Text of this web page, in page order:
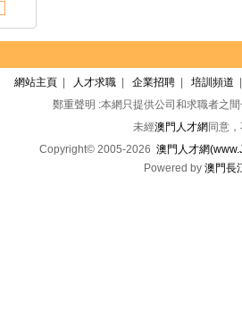
網站主頁 人才求職 企業招聘 培訓頻道
鄭重聲明 :本網只提供公司和求職者之
未經澳門人才網 同意
Copyright© 2005-2026 澳門人才網
Powered by 澳門長